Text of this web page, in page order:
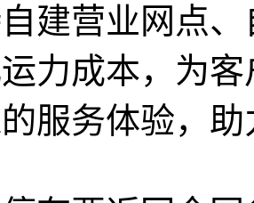
建营业网点
力成本，为
服务体验，